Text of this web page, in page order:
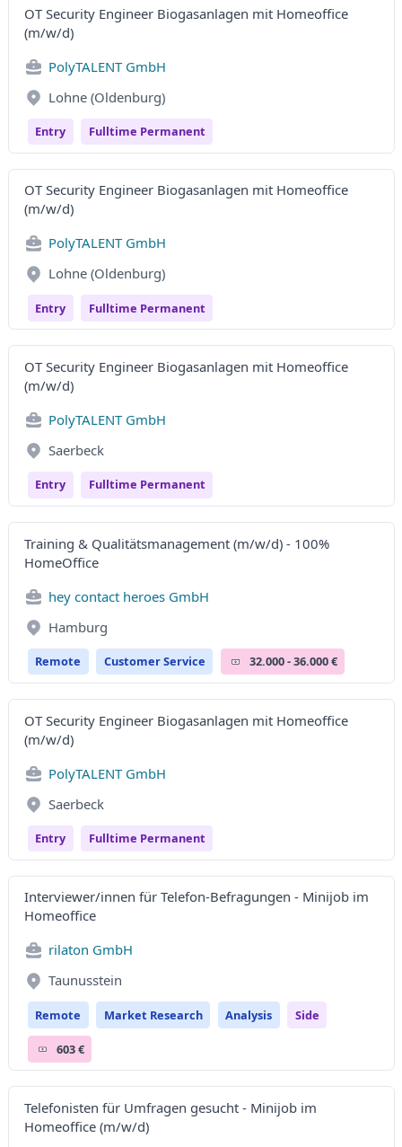
OT Security Engineer Biogasanlagen mit Homeoffice
(m/w/d)
PolyTALENT GmbH
Lohne (Oldenburg)
Entry Fulltime Permanent
OT Security Engineer Biogasanlagen mit Homeoffice
(m/w/d)
PolyTALENT GmbH
Lohne (Oldenburg)
Entry Fulltime Permanent
OT Security Engineer Biogasanlagen mit Homeoffice
(m/w/d)
PolyTALENT GmbH
Saerbeck
Entry Fulltime Permanent
Training & Qualitätsmanagement (m/w/d) - 100%
HomeOffice
hey contact heroes GmbH
Hamburg
Remote Customer Service 32.000 - 36.000 €
OT Security Engineer Biogasanlagen mit Homeoffice
(m/w/d)
PolyTALENT GmbH
Saerbeck
Entry Fulltime Permanent
Interviewer/innen für Telefon-Befragungen - Minijob im
Homeoffice
rilaton GmbH
Taunusstein
Remote Market Research Analysis Side
603 €
Telefonisten für Umfragen gesucht - Minijob im
Homeoffice (m/w/d)